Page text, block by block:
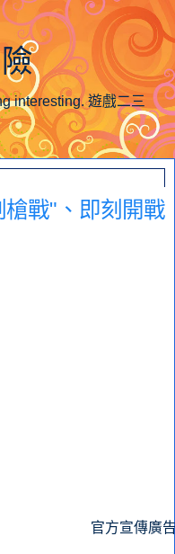
interesting. 遊戲二三
戰"、即刻開戰
官方宣傳廣